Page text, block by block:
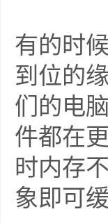
有的时
到位的
们的电
件都在
时内存
象即可